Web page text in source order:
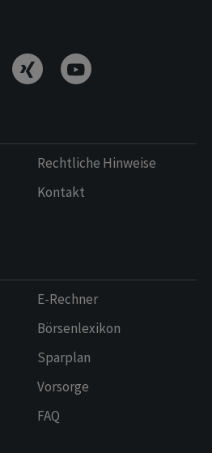
Rechtliche Hinweise
Kontakt
E-Rechner
Börsenlexikon
Sparplan
Vorsorge
FAQ